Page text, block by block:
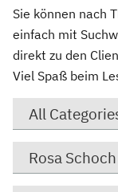
Sie können nach
einfach mit
direkt zu den
Viel Spaß beim